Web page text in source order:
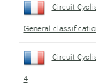
Circuit
General
Circuit
4